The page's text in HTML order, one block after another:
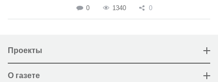
0 1340 0
Проекты
О газете